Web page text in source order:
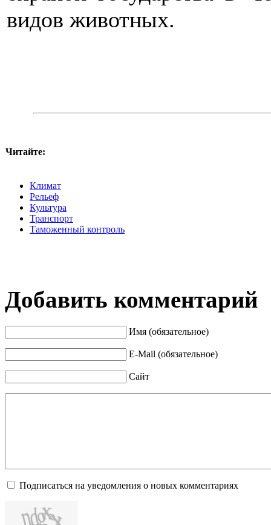
видов животных.
Читайте:
Климат
Рельеф
Культура
Транспорт
Таможенный контроль
Добавить комментарий
Имя (обязательное)
E-Mail (обязательное)
Сайт
Подписаться на уведомления о новых комментариях